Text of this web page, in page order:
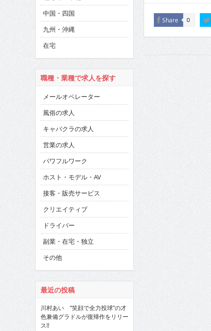
Share 0
中国・四国
九州・沖縄
在宅
職種・業種で求人を探す
メールオペレーター
風俗の求人
キャバクラの求人
営業の求人
パワフルワーク
ホスト・モデル・AV
接客・販売サービス
クリエイティブ
ドライバー
副業・在宅・独立
その他
最近の投稿
川村あい “笑顔で全力投球”の才
色兼備グラドルが復帰作をリリー
ス!!